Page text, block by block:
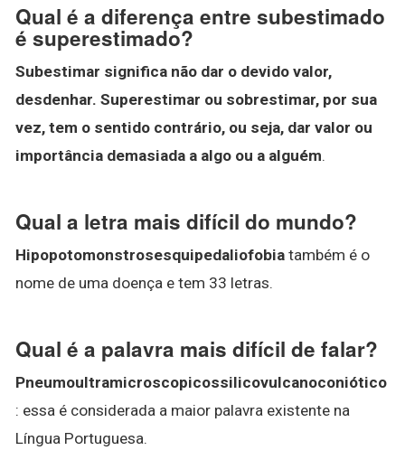
Qual é a diferença entre subestimado
é superestimado?
Subestimar significa não dar o devido valor,
desdenhar. Superestimar ou sobrestimar, por sua
vez, tem o sentido contrário, ou seja, dar valor ou
importância demasiada a algo ou a alguém.
Qual a letra mais difícil do mundo?
Hipopotomonstrosesquipedaliofobia também é o
nome de uma doença e tem 33 letras.
Qual é a palavra mais difícil de falar?
Pneumoultramicroscopicossilicovulcanoconiótico
: essa é considerada a maior palavra existente na
Língua Portuguesa.